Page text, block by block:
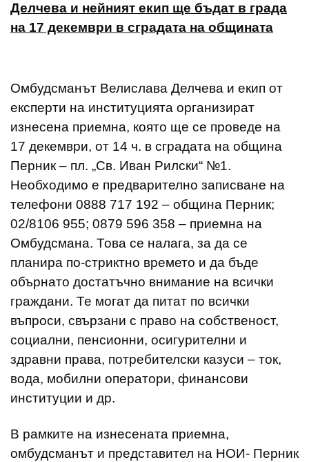
Делчева и нейният екип ще бъдат в града
на 17 декември в сградата на общината
Омбудсманът Велислава Делчева и екип от
експерти на институцията организират
изнесена приемна, която ще се проведе на
17 декември, от 14 ч. в сградата на община
Перник – пл. „Св. Иван Рилски“ №1.
Необходимо е предварително записване на
телефони 0888 717 192 – община Перник;
02/8106 955; 0879 596 358 – приемна на
Омбудсмана. Това се налага, за да се
планира по-стриктно времето и да бъде
обърнато достатъчно внимание на всички
граждани. Те могат да питат по всички
въпроси, свързани с право на собственост,
социални, пенсионни, осигурителни и
здравни права, потребителски казуси – ток,
вода, мобилни оператори, финансови
институции и др.
В рамките на изнесената приемна,
омбудсманът и представител на НОИ- Перник